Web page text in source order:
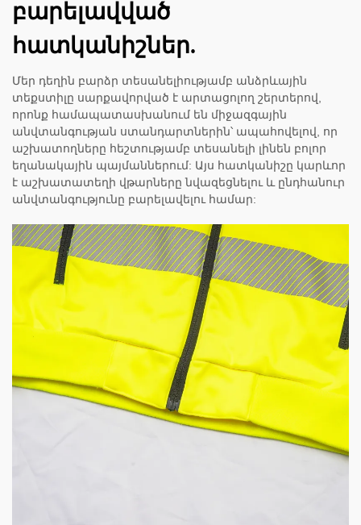
բարելավված
հատկանիշներ.
Մեր դեղին բարձր տեսանելիությամբ անձրևային
տեքստիլը սարքավորված է արտացոլող շերտերով,
որոնք համապատասխանում են միջազգային
անվտանգության ստանդարտներին՝ ապահովելով, որ
աշխատողները հեշտությամբ տեսանելի լինեն բոլոր
եղանակային պայմաններում: Այս հատկանիշը կարևոր
է աշխատատեղի վթարները նվազեցնելու և ընդհանուր
անվտանգությունը բարելավելու համար: